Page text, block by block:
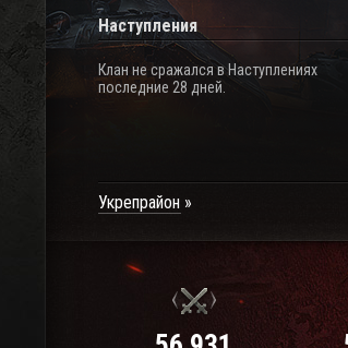
Наступления
Клан не сражался в Наступлениях
последние 28 дней.
Укрепрайон